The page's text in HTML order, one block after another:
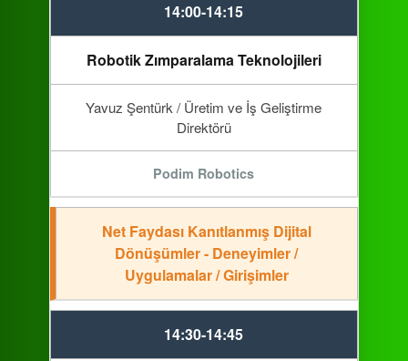
14:00-14:15
Robotik Zımparalama Teknolojileri
Yavuz Şentürk / Üretim ve İş Geliştirme
Direktörü
Podim Robotics
Net Faydası Kanıtlanmış Dijital
Dönüşümler - Deneyimler /
Uygulamalar / Girişimler
14:30-14:45